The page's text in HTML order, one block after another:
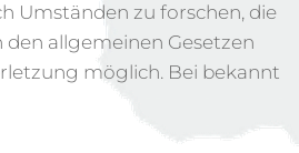
Umständen zu forschen, die
allgemeinen Gesetzen
möglich. Bei bekannt